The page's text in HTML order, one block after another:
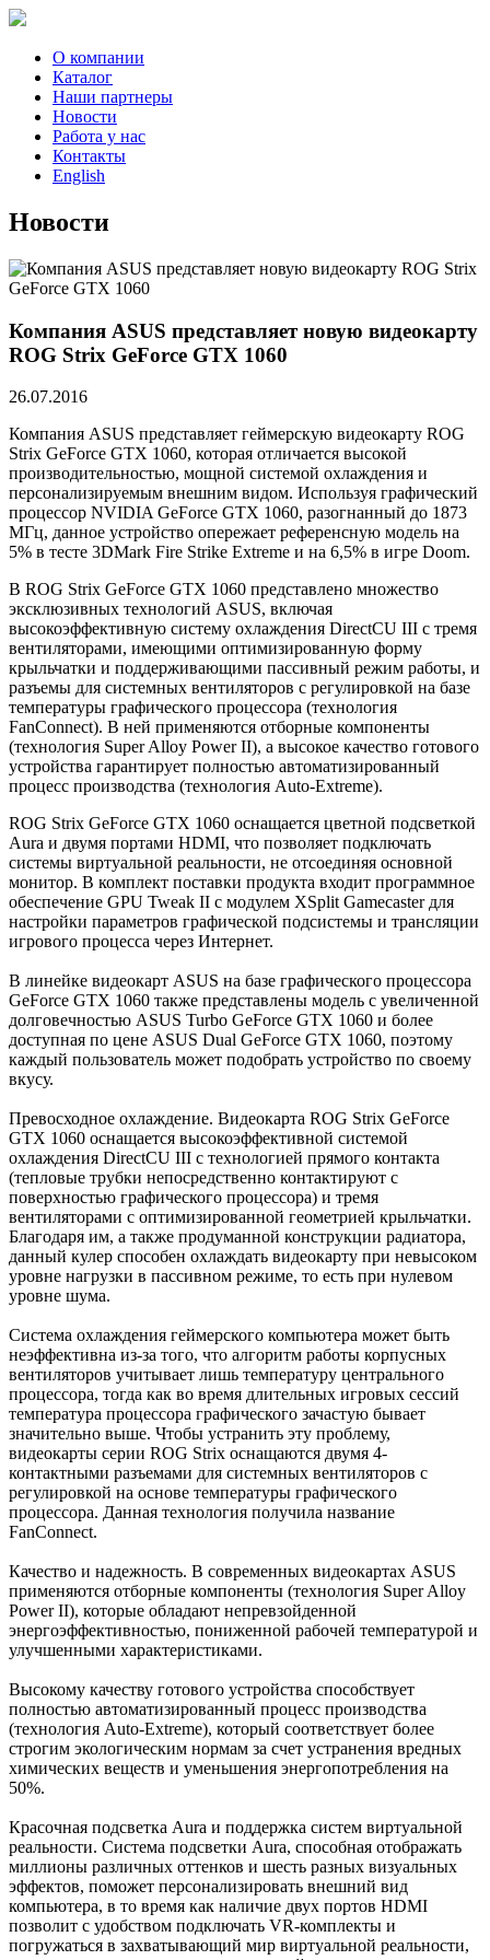
О компании
Каталог
Наши партнеры
Новости
Работа у нас
Контакты
English
Новости
Компания ASUS представляет новую видеокарту
ROG Strix GeForce GTX 1060
26.07.2016
Компания ASUS представляет геймерскую видеокарту ROG
Strix GeForce GTX 1060, которая отличается высокой
производительностью, мощной системой охлаждения и
персонализируемым внешним видом. Используя графический
процессор NVIDIA GeForce GTX 1060, разогнанный до 1873
МГц, данное устройство опережает референсную модель на
5% в тесте 3DMark Fire Strike Extreme и на 6,5% в игре Doom.
В ROG Strix GeForce GTX 1060 представлено множество
эксклюзивных технологий ASUS, включая
высокоэффективную систему охлаждения DirectCU III с тремя
вентиляторами, имеющими оптимизированную форму
крыльчатки и поддерживающими пассивный режим работы, и
разъемы для системных вентиляторов с регулировкой на базе
температуры графического процессора (технология
FanConnect). В ней применяются отборные компоненты
(технология Super Alloy Power II), а высокое качество готового
устройства гарантирует полностью автоматизированный
процесс производства (технология Auto-Extreme).
ROG Strix GeForce GTX 1060 оснащается цветной подсветкой
Aura и двумя портами HDMI, что позволяет подключать
системы виртуальной реальности, не отсоединяя основной
монитор. В комплект поставки продукта входит программное
обеспечение GPU Tweak II с модулем XSplit Gamecaster для
настройки параметров графической подсистемы и трансляции
игрового процесса через Интернет.
В линейке видеокарт ASUS на базе графического процессора
GeForce GTX 1060 также представлены модель с увеличенной
долговечностью ASUS Turbo GeForce GTX 1060 и более
доступная по цене ASUS Dual GeForce GTX 1060, поэтому
каждый пользователь может подобрать устройство по своему
вкусу.
Превосходное охлаждение. Видеокарта ROG Strix GeForce
GTX 1060 оснащается высокоэффективной системой
охлаждения DirectCU III с технологией прямого контакта
(тепловые трубки непосредственно контактируют с
поверхностью графического процессора) и тремя
вентиляторами с оптимизированной геометрией крыльчатки.
Благодаря им, а также продуманной конструкции радиатора,
данный кулер способен охлаждать видеокарту при невысоком
уровне нагрузки в пассивном режиме, то есть при нулевом
уровне шума.
Система охлаждения геймерского компьютера может быть
неэффективна из-за того, что алгоритм работы корпусных
вентиляторов учитывает лишь температуру центрального
процессора, тогда как во время длительных игровых сессий
температура процессора графического зачастую бывает
значительно выше. Чтобы устранить эту проблему,
видеокарты серии ROG Strix оснащаются двумя 4-
контактными разъемами для системных вентиляторов с
регулировкой на основе температуры графического
процессора. Данная технология получила название
FanConnect.
Качество и надежность. В современных видеокартах ASUS
применяются отборные компоненты (технология Super Alloy
Power II), которые обладают непревзойденной
энергоэффективностью, пониженной рабочей температурой и
улучшенными характеристиками.
Высокому качеству готового устройства способствует
полностью автоматизированный процесс производства
(технология Auto-Extreme), который соответствует более
строгим экологическим нормам за счет устранения вредных
химических веществ и уменьшения энергопотребления на
50%.
Красочная подсветка Aura и поддержка систем виртуальной
реальности. Система подсветки Aura, способная отображать
миллионы различных оттенков и шесть разных визуальных
эффектов, поможет персонализировать внешний вид
компьютера, в то время как наличие двух портов HDMI
позволит с удобством подключать VR-комплекты и
погружаться в захватывающий мир виртуальной реальности,